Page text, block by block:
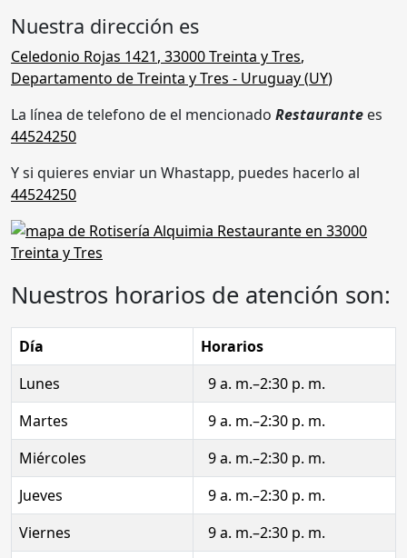
Nuestra dirección es
Celedonio Rojas 1421, 33000 Treinta y Tres,
Departamento de Treinta y Tres - Uruguay (UY)
La línea de telefono de el mencionado Restaurante es
44524250
Y si quieres enviar un Whastapp, puedes hacerlo al
44524250
Nuestros horarios de atención son:
Día
Horarios
Lunes
9 a. m.–2:30 p. m.
Martes
9 a. m.–2:30 p. m.
Miércoles
9 a. m.–2:30 p. m.
Jueves
9 a. m.–2:30 p. m.
Viernes
9 a. m.–2:30 p. m.